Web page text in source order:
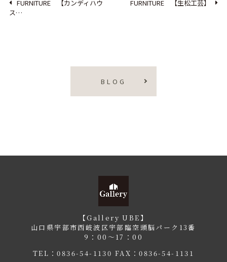
FURNITURE 【カンディハウ
ス…
FURNITURE 【生松工芸】
BLOG
【Gallery UBE】
山口県宇部市西岐波区宇部臨空頭脳パーク13番
9：00〜17：00
TEL：0836-54-1130 FAX：0836-54-1131